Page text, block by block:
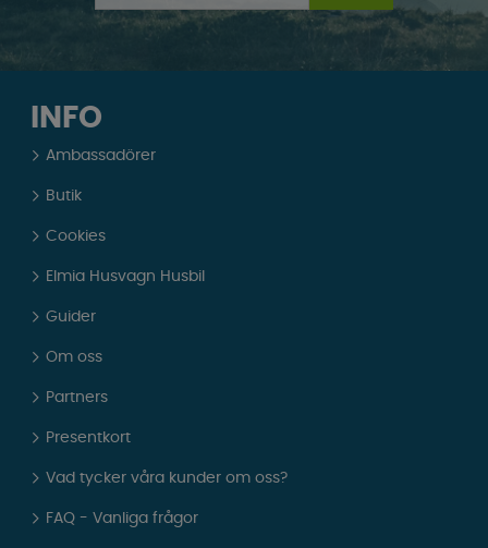
INFO
Ambassadörer
Butik
Cookies
Elmia Husvagn Husbil
Guider
Om oss
Partners
Presentkort
Vad tycker våra kunder om oss?
FAQ - Vanliga frågor